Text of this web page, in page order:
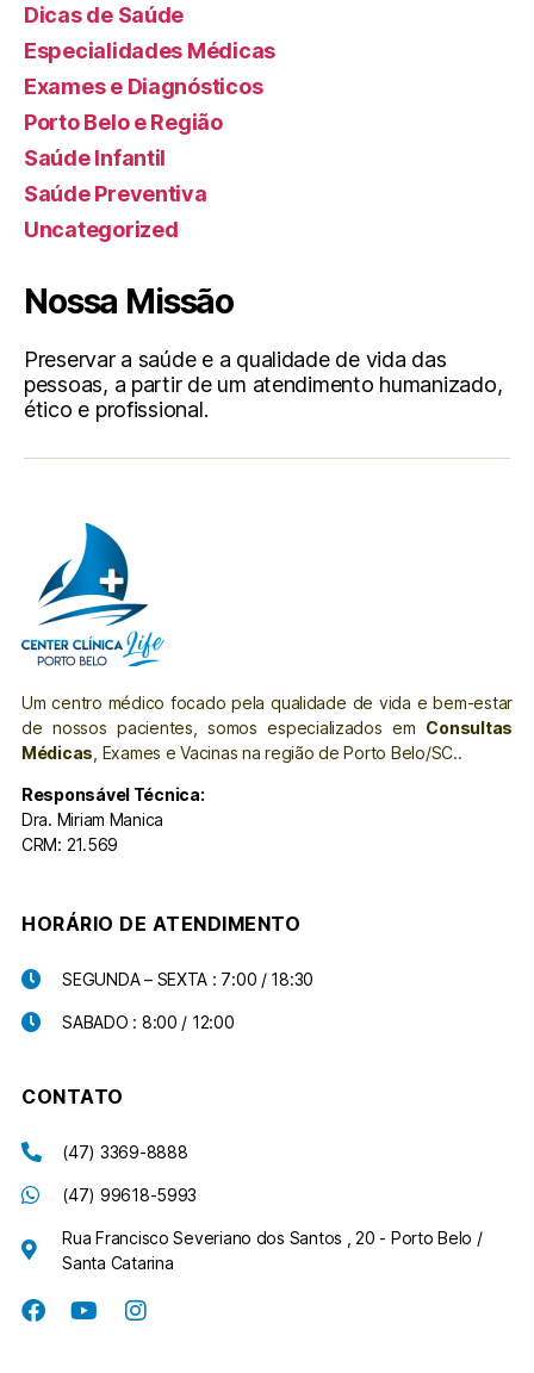
Dicas de Saúde
Especialidades Médicas
Exames e Diagnósticos
Porto Belo e Região
Saúde Infantil
Saúde Preventiva
Uncategorized
Nossa Missão
Preservar a saúde e a qualidade de vida das
pessoas, a partir de um atendimento humanizado,
ético e profissional.
Um centro médico focado pela qualidade de vida e bem-estar
de nossos pacientes, somos especializados em Consultas
Médicas , Exames e Vacinas na região de Porto Belo/SC..
Responsável Técnica:
Dra. Miriam Manica
CRM: 21.569
HORÁRIO DE ATENDIMENTO
SEGUNDA – SEXTA : 7:00 / 18:30
SABADO : 8:00 / 12:00
CONTATO
(47) 3369-8888
(47) 99618-5993
Rua Francisco Severiano dos Santos , 20 - Porto Belo /
Santa Catarina